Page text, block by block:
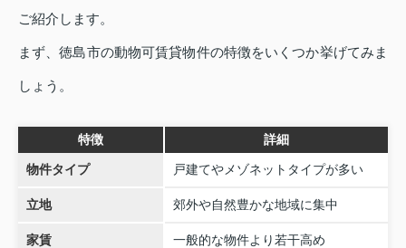
ご紹介します。
まず、徳島市の動物可賃貸物件の特徴をいくつか挙げてみま
しょう。
特徴 詳細
物件タイプ 戸建てやメゾネットタイプが多い
立地 郊外や自然豊かな地域に集中
家賃 一般的な物件より若干高め